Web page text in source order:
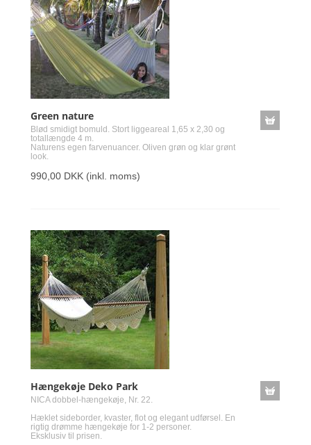
Green nature
Blød smidigt bomuld. Stort liggeareal 1,65 x 2,30 og
totallængde 4 m.
Naturens egen farvenuancer. Oliven grøn og klar grønt
look.
990,00 DKK (inkl. moms)
Hængekøje Deko Park
NICA dobbel-hængekøje, Nr. 22.
Hæklet sideborder, kvaster, flot og elegant udførsel. En
rigtig drømme hængekøje for 1-2 personer.
Eksklusiv til prisen.